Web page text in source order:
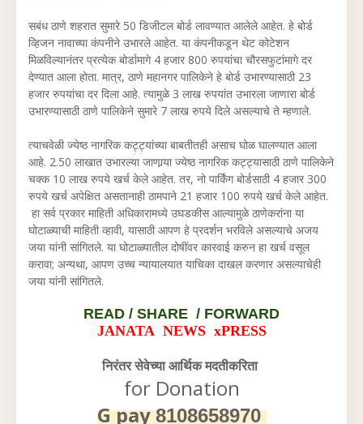
सबंध ठाणे शहरात सुमारे 50 डिजीटल बोर्ड लावण्यात आलेले आहेत. हे बोर्ड
व्हिजन नावाच्या कंपनीने उभारले आहेत. या कंपनीकडून थेट कोटेशन
मिळविल्यानंतर प्रत्येक बोर्डामागे 4 हजार 800 रुपयांचा चौरसफुटांमागे दर
देण्यात आला होता. मात्र, ठाणे महानगर पालिकेने हे बोर्ड उभारण्यासाठी 23
हजार रुपयांचा दर दिला आहे. त्यामुळे 3 लाख रुपयांत उभारला जाणारा बोर्ड
उभारण्यासाठी ठाणे पालिकेने सुमारे 7 लाख रुपये दिले असल्याचे ते म्हणाले.
त्याचवेळी ज्येष्ठ नागरिक कट्ट्यांच्या बाबतीतही असाच घोळ घालण्यात आला
आहे. 2.50 लाखात उभारल्या जाणार्‍या ज्येष्ठ नागरिक कट्ट्यासाठी ठाणे पालिकेने
चक्क 10 लाख रुपये खर्च केले आहेत. तर, नो पार्किंग बोर्डसाठी 4 हजार 300
रुपये खर्च अपेक्षित असतानाही ठामपाने 21 हजार 100 रुपये खर्च केले आहेत.
हा सर्व प्रकार माहिती अधिकारामध्ये उघडकीस आल्यामुळे ठाणेकरांना या
घोटाळ्याची माहिती व्हावी, यासाठी आपण हे प्रदर्शन भरविले असल्याचे अजय
जया यांनी सांगितले. या घोटाळ्यातील दोषींवर कारवाई करुन हा खर्च वसूल
करावा; अन्यथा, आपण उच्च न्यायालयात याचिका दाखल करणार असल्याचेही
जया यांनी सांगितले.
READ / SHARE / FORWARD
JANATA NEWS xPRESS
निरंतर सेवेच्या आर्थिक मदतीकरिता
for Donation
G pay8108658970